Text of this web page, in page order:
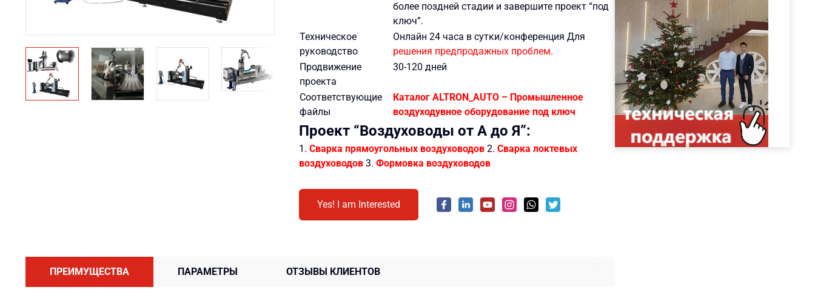
более поздней стадии и завершите проект “под
ключ”.
Техническое
руководство
Онлайн 24 часа в сутки/конференция Для
решения предпродажных проблем.
Продвижение
проекта
30-120 дней
Соответствующие
файлы
Каталог ALTRON_AUTO – Промышленное
воздуходувное оборудование под ключ
Проект “Воздуховоды от А до Я”:
1.Сварка прямоугольных воздуховодов 2.Сварка локтевых
воздуховодов 3.Формовка воздуховодов
Yes! I am Interested
ПРЕИМУЩЕСТВА ПАРАМЕТРЫ ОТЗЫВЫ КЛИЕНТОВ